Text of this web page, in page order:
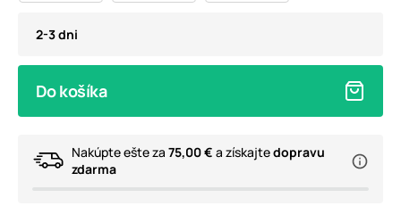
2-3 dni
Do košíka
Nakúpte ešte za 75,00 € a získajtedopravu
zdarma